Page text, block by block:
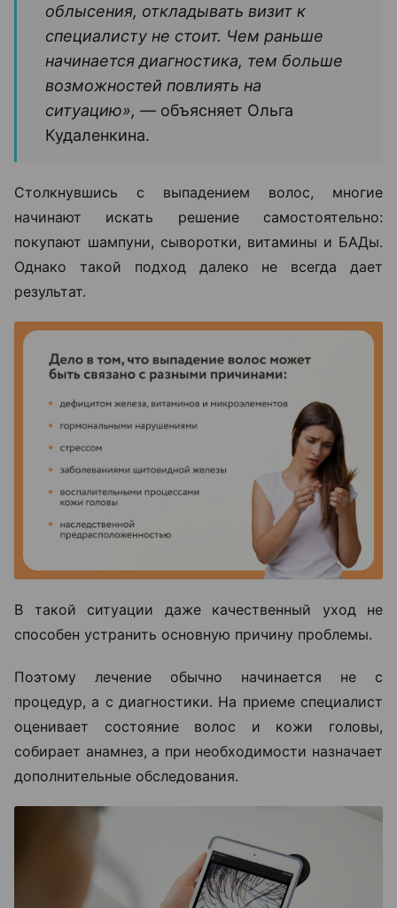
облысения, откладывать визит к
специалисту не стоит. Чем раньше
начинается диагностика, тем больше
возможностей повлиять на
ситуацию», — объясняет Ольга
Кудаленкина.
Столкнувшись с выпадением волос, многие
начинают искать решение самостоятельно:
покупают шампуни, сыворотки, витамины и БАДы.
Однако такой подход далеко не всегда дает
результат.
В такой ситуации даже качественный уход не
способен устранить основную причину проблемы.
Поэтому лечение обычно начинается не с
процедур, а с диагностики. На приеме специалист
оценивает состояние волос и кожи головы,
собирает анамнез, а при необходимости назначает
дополнительные обследования.